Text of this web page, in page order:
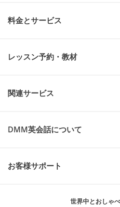
料金とサービス
レッスン予約・教材
関連サービス
DMM英会話について
お客様サポート
世界中とおしゃ